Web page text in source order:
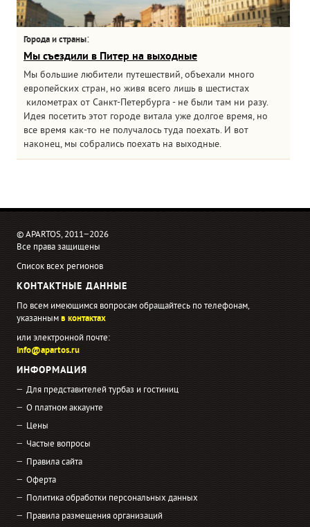
Города и страны:
Мы съездили в Питер на выходные
Мы большие любители путешествий, объехали много
европейских стран, но живя всего лишь в шестистах
километрах от Санкт-Петербурга - не были там ни разу.
Идея посетить этот городе витала уже долгое время, но
все время как-то не получалось туда поехать. И вот
наконец, мы собрались поехать на выходные.
© APARTOS, 2011−2026
Все права защищены
Список всех регионов
КОНТАКТНЫЕ ДАННЫЕ
По всем имеющимся вопросам обращайтесь по телефонам,
указаннымв контактах
или электронной почте:
info@apartos.ru
ИНФОРМАЦИЯ
Для представителей турбаз и гостиниц
О платном аккаунте
Цены
Частые вопросы
Правила сайта
Оферта
Политика обработки персональных данных
Правила размещения организаций